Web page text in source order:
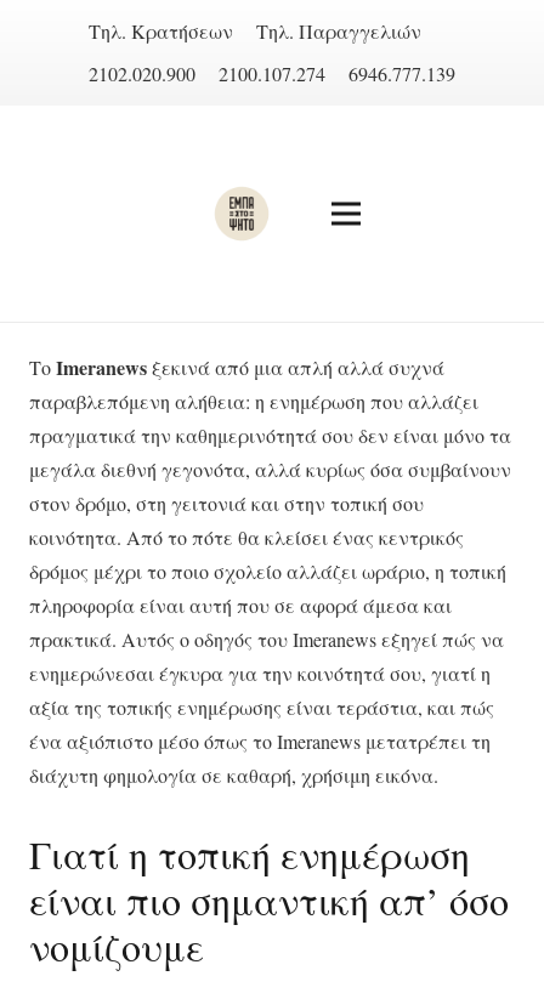
Τηλ. Κρατήσεων
Τηλ. Παραγγελιών
2102.020.900
2100.107.274 6946.777.139
ΤοImeranewsξεκινά από μια απλή αλλά συχνά
παραβλεπόμενη αλήθεια: η ενημέρωση που αλλάζει
πραγματικά την καθημερινότητά σου δεν είναι μόνο τα
μεγάλα διεθνή γεγονότα, αλλά κυρίως όσα συμβαίνουν
στον δρόμο, στη γειτονιά και στην τοπική σου
κοινότητα. Από το πότε θα κλείσει ένας κεντρικός
δρόμος μέχρι το ποιο σχολείο αλλάζει ωράριο, η τοπική
πληροφορία είναι αυτή που σε αφορά άμεσα και
πρακτικά. Αυτός ο οδηγός του Imeranews εξηγεί πώς να
ενημερώνεσαι έγκυρα για την κοινότητά σου, γιατί η
αξία της τοπικής ενημέρωσης είναι τεράστια, και πώς
ένα αξιόπιστο μέσο όπως το Imeranews μετατρέπει τη
διάχυτη φημολογία σε καθαρή, χρήσιμη εικόνα.
Γιατί η τοπική ενημέρωση
είναι πιο σημαντική απ’ όσο
νομίζουμε